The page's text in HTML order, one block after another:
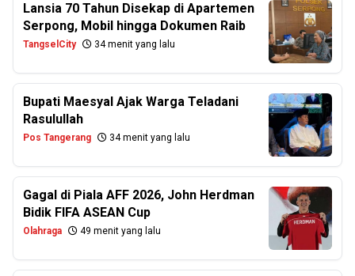
Lansia 70 Tahun Disekap di Apartemen
Serpong, Mobil hingga Dokumen Raib
TangselCity 34 menit yang lalu
Bupati Maesyal Ajak Warga Teladani
Rasulullah
Pos Tangerang 34 menit yang lalu
Gagal di Piala AFF 2026, John Herdman
Bidik FIFA ASEAN Cup
Olahraga 49 menit yang lalu